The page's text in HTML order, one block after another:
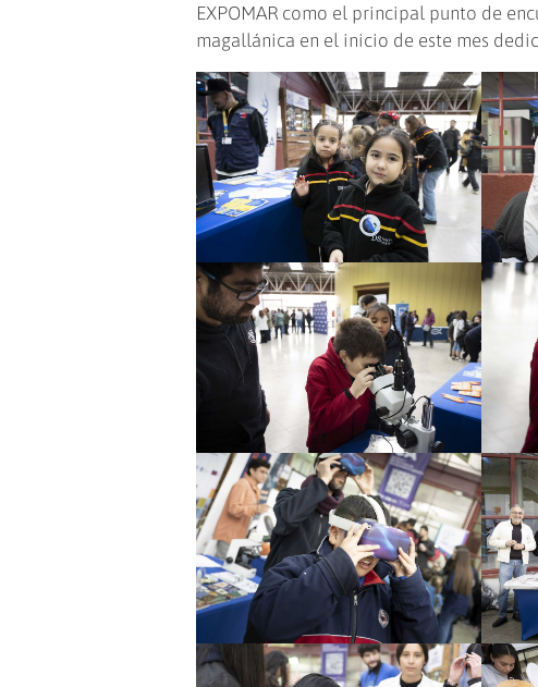
EXPOMAR como el principal punto de
magallánica en el inicio de este mes